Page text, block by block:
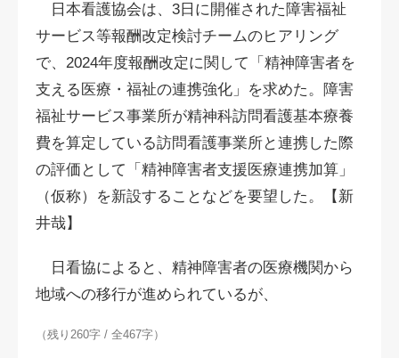
日本看護協会は、3日に開催された障害福祉
サービス等報酬改定検討チームのヒアリング
で、2024年度報酬改定に関して「精神障害者を
支える医療・福祉の連携強化」を求めた。障害
福祉サービス事業所が精神科訪問看護基本療養
費を算定している訪問看護事業所と連携した際
の評価として「精神障害者支援医療連携加算」
（仮称）を新設することなどを要望した。【新
井哉】
日看協によると、精神障害者の医療機関から
地域への移行が進められているが、
（残り260字 / 全467字）